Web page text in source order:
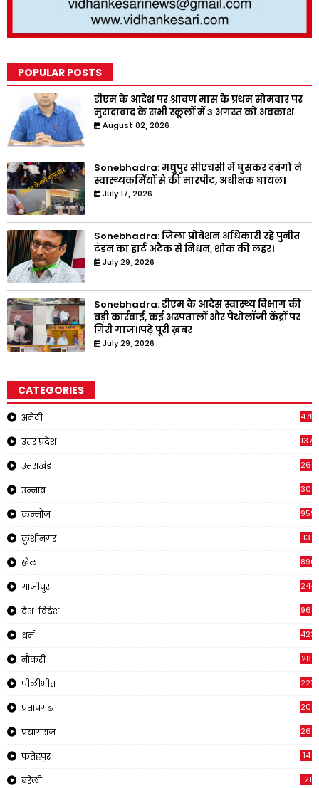
POPULAR POSTS
डीएम के आदेश पर श्रावण मास के प्रथम सोमवार पर
मुरादाबाद के सभी स्कूलों में 3 अगस्त को अवकाश
August 02, 2026
Sonebhadra: मधुपुर सीएचसी में घुसकर दबंगो ने
स्वास्थ्यकर्मियों से की मारपीट, अधीक्षक घायल।
July 17, 2026
Sonebhadra: जिला प्रोबेशन अधिकारी रहे पुनीत
टंडन का हार्ट अटैक से निधन, शोक की लहर।
July 29, 2026
Sonebhadra: डीएम के आदेस स्वास्थ्य विभाग की
बड़ी कार्रवाई, कई अस्पतालों और पैथोलॉजी केंद्रों पर
गिरी गाज।।पढ़े पूरी ख़बर
July 29, 2026
CATEGORIES
अमेठी
उत्तर प्रदेश 1378
उत्तराखंड
उन्नाव 308
कन्नौज 959
कुशीनगर 13
खेल 896
गाजीपुर 244
देश-विदेश 961
धर्म 423
नौकरी 28
पीलीभीत 2218
प्रतापगढ
प्रयागराज 269
फतेहपुर 14
बरेली 121